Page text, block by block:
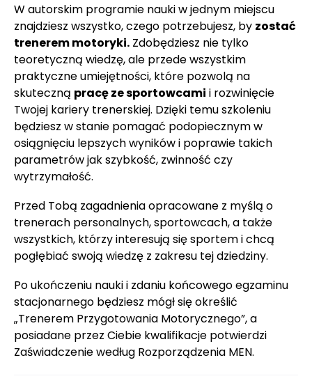
W autorskim programie nauki w jednym miejscu
znajdziesz wszystko, czego potrzebujesz, by zostać
trenerem motoryki. Zdobędziesz nie tylko
teoretyczną wiedzę, ale przede wszystkim
praktyczne umiejętności, które pozwolą na
skuteczną pracę ze sportowcami i rozwinięcie
Twojej kariery trenerskiej. Dzięki temu szkoleniu
będziesz w stanie pomagać podopiecznym w
osiągnięciu lepszych wyników i poprawie takich
parametrów jak szybkość, zwinność czy
wytrzymałość.
Przed Tobą zagadnienia opracowane z myślą o
trenerach personalnych, sportowcach, a także
wszystkich, którzy interesują się sportem i chcą
pogłębiać swoją wiedzę z zakresu tej dziedziny.
Po ukończeniu nauki i zdaniu końcowego egzaminu
stacjonarnego będziesz mógł się określić
„Trenerem Przygotowania Motorycznego”, a
posiadane przez Ciebie kwalifikacje potwierdzi
Zaświadczenie według Rozporządzenia MEN.